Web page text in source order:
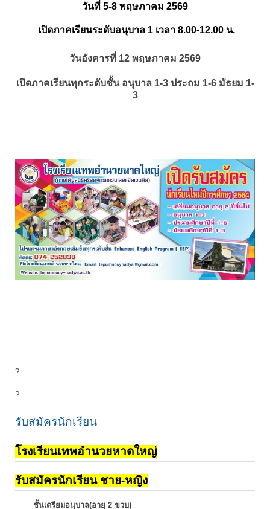
วันที่ 5-8 พฤษภาคม 2569
เปิดภาคเรียนระดับอนุบาล 1 เวลา 8.00-12.00 น.
วันอังคารที่ 12 พฤษภาคม 2569
เปิดภาคเรียนทุกระดับชั้น อนุบาล 1-3 ประถม 1-6 มัธยม 1-
3
?
?
รับสมัครนักเรียน
โรงเรียนเทพอำนวยหาดใหญ่
รับสมัครนักเรียน ชาย-หญิง
ชั้นเตรียมอนุบาล(อายุ 2 ขวบ)